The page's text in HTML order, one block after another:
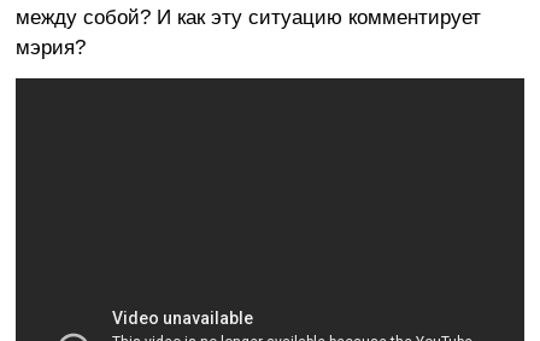
между собой? И как эту ситуацию комментирует
мэрия?